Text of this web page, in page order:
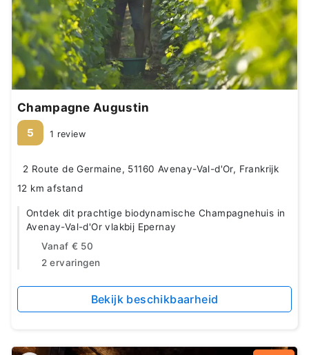
Champagne Augustin
5 1 review
2 Route de Germaine, 51160 Avenay-Val-d'Or, Frankrijk
12 km afstand
Ontdek dit prachtige biodynamische Champagnehuis in
Avenay-Val-d'Or vlakbij Epernay
Vanaf € 50
2 ervaringen
Bekijk beschikbaarheid